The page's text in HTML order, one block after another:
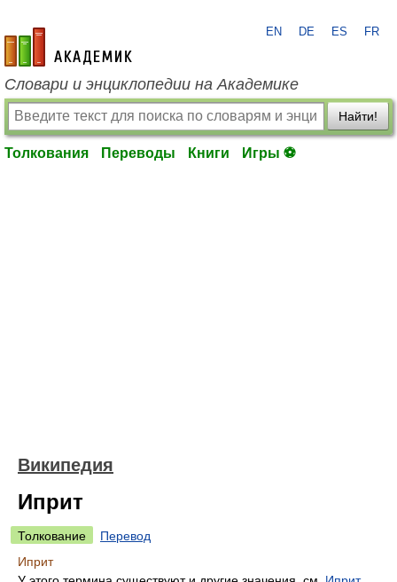
academic.ru
EN DE ES FR
Словари и энциклопедии на Академике
Найти!
Толкования Переводы Книги Игры ⚽
Википедия
Иприт
Толкование
Перевод
Иприт